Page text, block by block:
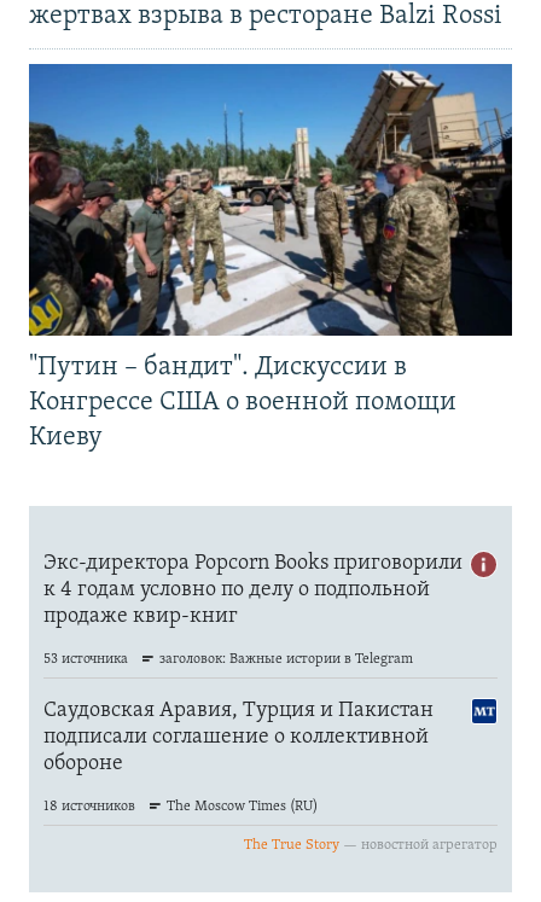
жертвах взрыва в ресторане Balzi Rossi
"Путин – бандит". Дискуссии в
Конгрессе США о военной помощи
Киеву